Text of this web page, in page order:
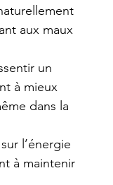
aux maux
un
à mieux
dans la
l’énergie
à maintenir